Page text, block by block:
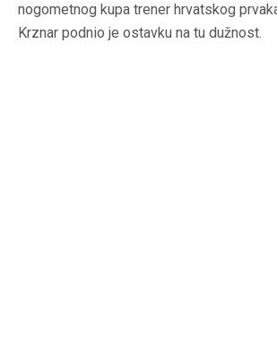
nogometnog kupa trener hrvatskog
Krznar podnio je ostavku na tu dužnost.